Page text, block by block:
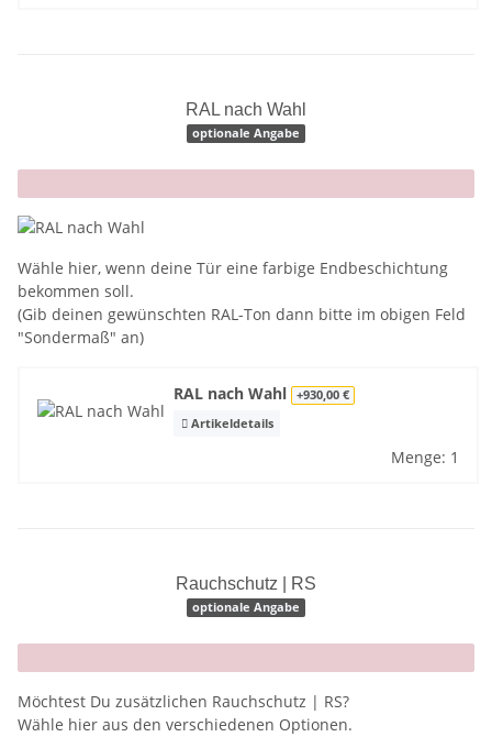
RAL nach Wahl
optionale Angabe
x
Wähle hier, wenn deine Tür eine farbige Endbeschichtung
bekommen soll.
(Gib deinen gewünschten RAL-Ton dann bitte im obigen Feld
"Sondermaß" an)
RAL nach Wahl
+930,00 €
Artikeldetails
Menge: 1
Rauchschutz | RS
optionale Angabe
x
Möchtest Du zusätzlichen Rauchschutz | RS?
Wähle hier aus den verschiedenen Optionen.